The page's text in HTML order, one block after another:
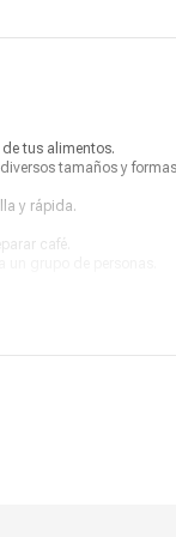
tus alimentos.
tamaños y
y rápida.
café.
grupo de personas.
el arroz de manera